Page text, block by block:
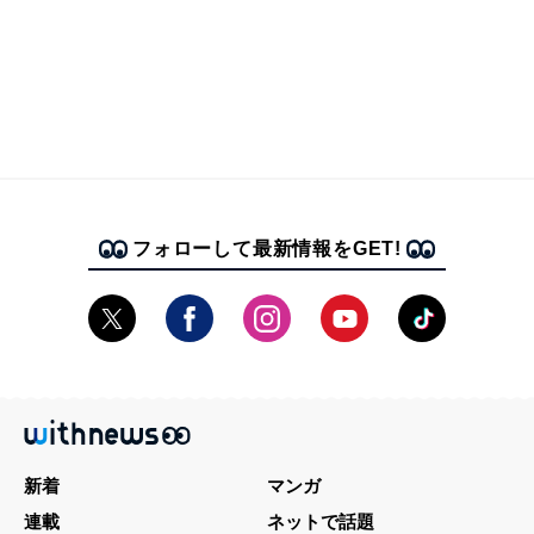
フォローして最新情報をGET!
新着
マンガ
連載
ネットで話題